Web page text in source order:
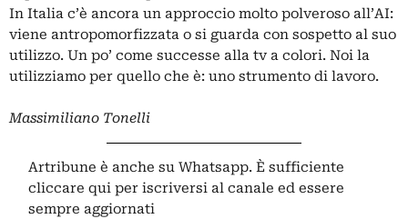
In Italia c’è ancora un approccio molto polveroso all’AI:
viene antropomorfizzata o si guarda con sospetto al suo
utilizzo. Un po’ come successe alla tv a colori. Noi la
utilizziamo per quello che è: uno strumento di lavoro.
Massimiliano Tonelli
Artribune è anche su Whatsapp. È sufficiente
cliccare qui per iscriversi al canale ed essere
sempre aggiornati